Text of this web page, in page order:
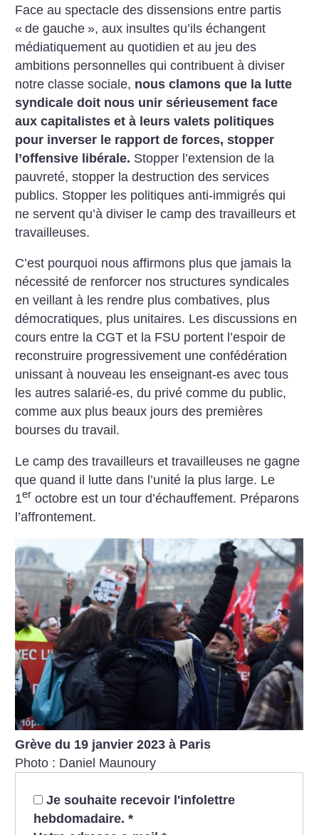
Face au spectacle des dissensions entre partis
« de gauche », aux insultes qu’ils échangent
médiatiquement au quotidien et au jeu des
ambitions personnelles qui contribuent à diviser
notre classe sociale, nous clamons que la lutte
syndicale doit nous unir sérieusement face
aux capitalistes et à leurs valets politiques
pour inverser le rapport de forces, stopper
l’offensive libérale. Stopper l’extension de la
pauvreté, stopper la destruction des services
publics. Stopper les politiques anti-immigrés qui
ne servent qu’à diviser le camp des travailleurs et
travailleuses.
C’est pourquoi nous affirmons plus que jamais la
nécessité de renforcer nos structures syndicales
en veillant à les rendre plus combatives, plus
démocratiques, plus unitaires. Les discussions en
cours entre la CGT et la FSU portent l’espoir de
reconstruire progressivement une confédération
unissant à nouveau les enseignant-es avec tous
les autres salarié-es, du privé comme du public,
comme aux plus beaux jours des premières
bourses du travail.
Le camp des travailleurs et travailleuses ne gagne
que quand il lutte dans l’unité la plus large. Le
1er octobre est un tour d’échauffement. Préparons
l’affrontement.
Grève du 19 janvier 2023 à Paris
Photo : Daniel Maunoury
Je souhaite recevoir l'infolettre
hebdomadaire. *